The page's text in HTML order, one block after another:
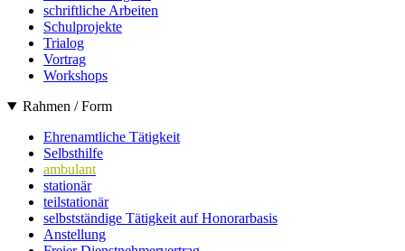
schriftliche Arbeiten
Schulprojekte
Trialog
Vortrag
Workshops
Rahmen / Form
Ehrenamtliche Tätigkeit
Selbsthilfe
ambulant
stationär
teilstationär
selbstständige Tätigkeit auf Honorarbasis
Anstellung